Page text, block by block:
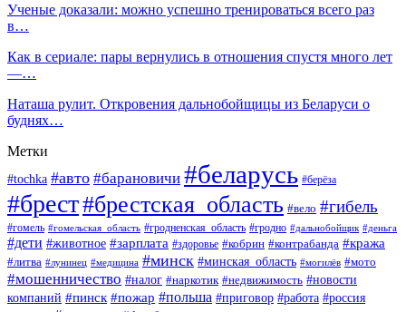
Ученые доказали: можно успешно тренироваться всего раз
в…
Как в сериале: пары вернулись в отношения спустя много лет
—…
Наташа рулит. Откровения дальнобойщицы из Беларуси о
буднях…
Метки
#tochka #авто #барановичи #беларусь #берёза
#брест#брестская_область #вело #гибель
#гомель #гомельская_область #гродненская_область #гродно #дальнобойщик #деньга
#дети #животное #зарплата #здоровье #кобрин #контрабанда #кража
#литва #лунинец #медицина #минск #минская_область #могилёв #мото
#мошенничество #налог #наркотик #недвижимость #новости
компаний #пинск #пожар #польша #приговор #работа #россия